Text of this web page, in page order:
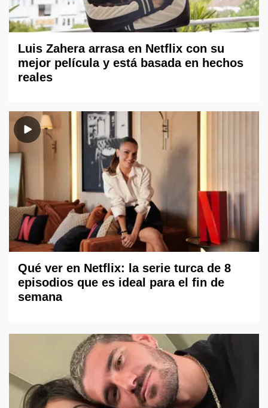
Luis Zahera arrasa en Netflix con su
mejor película y está basada en hechos
reales
Qué ver en Netflix: la serie turca de 8
episodios que es ideal para el fin de
semana